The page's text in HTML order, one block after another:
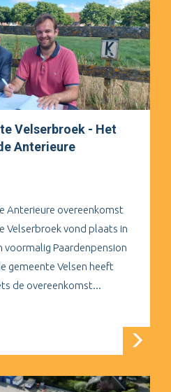
Velserbroek - Het
Anterieure
Anterieure overeenkomst
Velserbroek vond plaats in
voormalig Paardenpension
gemeente Velsen heeft
de overeenkomst...